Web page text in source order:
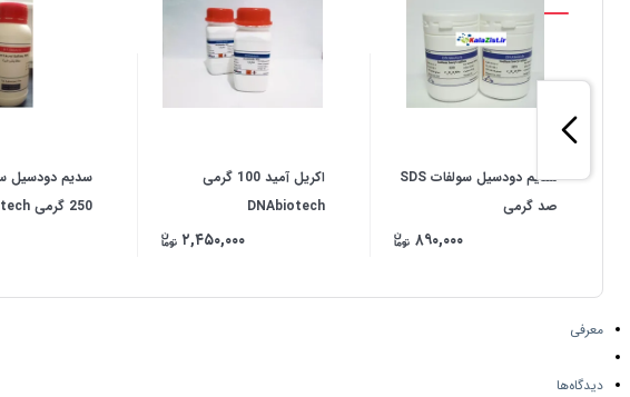
سدیم دودسیل سولفات SDS
صد گرمی
۸۹۰,۰۰۰
اکریل آمید 100 گرمی
DNAbiotech
۲,۴۵۰,۰۰۰
250 گرمی DNAbiotech
معرفی
دیدگاه‌ها